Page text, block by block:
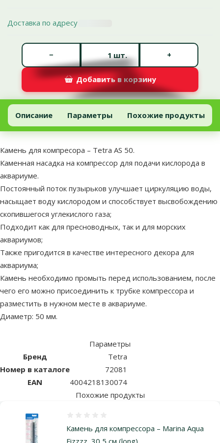
Доставка по адресу
шт.
− +
Добавить в корзину
Камень для компресора – Tetra AS 50
Добавить в корзину
Описание Параметры Похожие продукты
В начало страницы
superzoo.product.detail.content
Камень для компресора – Tetra AS 50.
Каменная насадка на компрессор для подачи кислорода в
аквариуме.
Постоянный поток пузырьков улучшает циркуляцию воды,
насыщает воду кислородом и способствует высвобождению
скопившегося углекислого газа;
Подходит как для пресноводных, так и для морских
аквариумов;
Также пригодится в качестве интересного декора для
аквариума;
Камень необходимо промыть перед использованием, после
чего его можно присоединить к трубке компрессора и
разместить в нужном месте в аквариуме.
Диаметр: 50 мм.
Параметры
Бренд
Tetra
Номер в каталоге
72081
EAN
4004218130074
Похожие продукты
Камень для компрессора – Marina Aqua
Fizzzz, 30,5 cм (long)